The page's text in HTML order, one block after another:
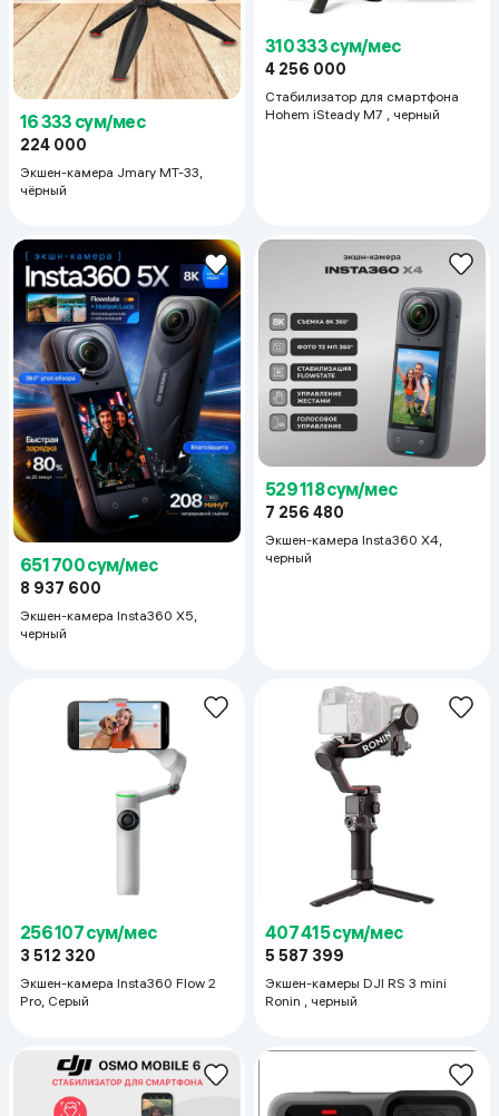
16 333 сум/мес
224 000
Экшен-камера Jmary MT-33,
чёрный
310 333 сум/мес
4 256 000
Стабилизатор для смартфона
Hohem iSteady M7 , черный
651 700 сум/мес
8 937 600
Экшен-камера Insta360 X5,
черный
529 118 сум/мес
7 256 480
Экшен-камера Insta360 X4,
черный
256 107 сум/мес
3 512 320
Экшен-камера Insta360 Flow 2
Pro, Серый
407 415 сум/мес
5 587 399
Экшен-камеры DJI RS 3 mini
Ronin , черный